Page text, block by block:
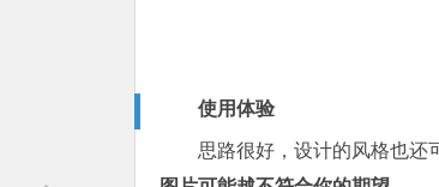
使用体验
思路很好，设计的风格也还